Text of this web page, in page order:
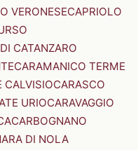
VERONESECAPRIOLO
CATANZARO
CARAMANICO TERME
CALVISIOCARASCO
URIOCARAVAGGIO
CARBOGNANO
DI NOLA